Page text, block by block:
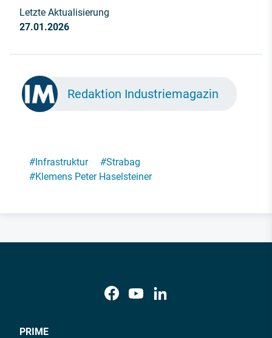
Letzte Aktualisierung
27.01.2026
Redaktion Industriemagazin
#Infrastruktur #Strabag
#Klemens Peter Haselsteiner
PRIME